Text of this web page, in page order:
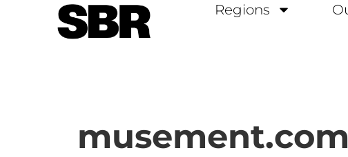
Regions
musement.com